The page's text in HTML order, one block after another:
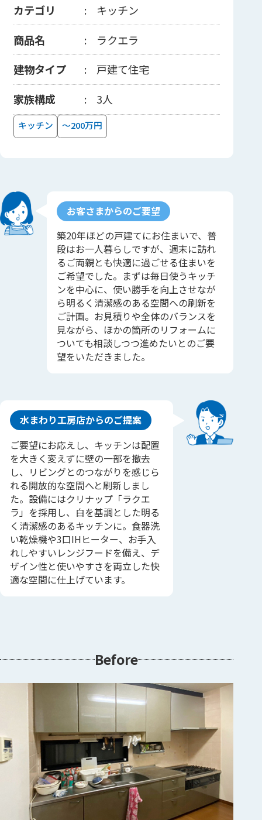
カテゴリ
キッチン
商品名
ラクエラ
建物タイプ
戸建て住宅
家族構成
3人
キッチン ～200万円
お客さまからのご要望
築20年ほどの戸建てにお住まいで、普
段はお一人暮らしですが、週末に訪れ
るご両親とも快適に過ごせる住まいを
ご希望でした。まずは毎日使うキッチ
ンを中心に、使い勝手を向上させなが
ら明るく清潔感のある空間への刷新を
ご計画。お見積りや全体のバランスを
見ながら、ほかの箇所のリフォームに
ついても相談しつつ進めたいとのご要
望をいただきました。
水まわり工房店からのご提案
ご要望にお応えし、キッチンは配置
を大きく変えずに壁の一部を撤去
し、リビングとのつながりを感じら
れる開放的な空間へと刷新しまし
た。設備にはクリナップ「ラクエ
ラ」を採用し、白を基調とした明る
く清潔感のあるキッチンに。食器洗
い乾燥機や3口IHヒーター、お手入
れしやすいレンジフードを備え、デ
ザイン性と使いやすさを両立した快
適な空間に仕上げています。
Before